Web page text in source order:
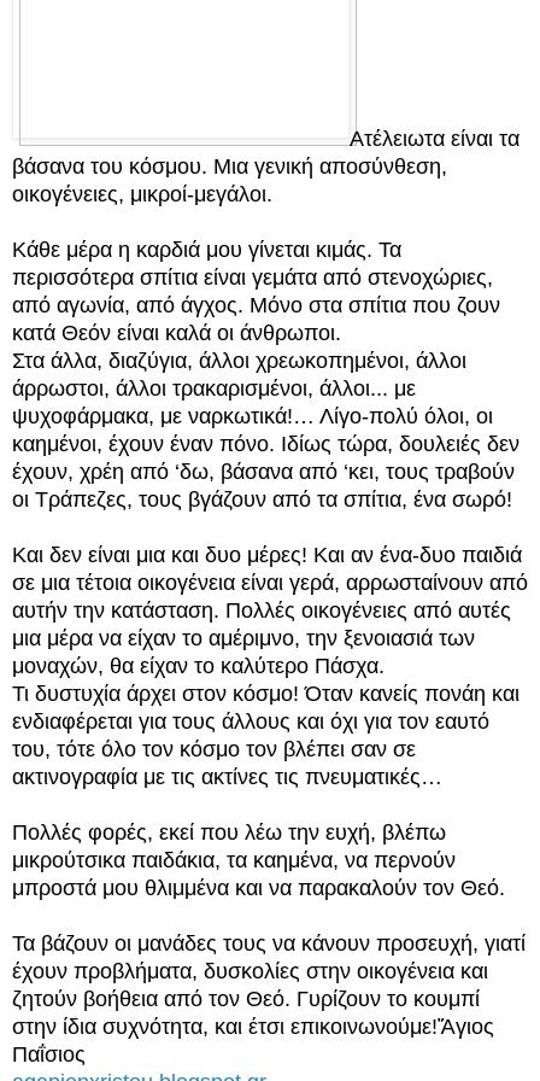
Ατέλειωτα είναι τα
βάσανα του κόσμου. Μια γενική αποσύνθεση,
οικογένειες, μικροί-μεγάλοι.
Κάθε μέρα η καρδιά μου γίνεται κιμάς. Τα
περισσότερα σπίτια είναι γεμάτα από στενοχώριες,
από αγωνία, από άγχος. Μόνο στα σπίτια που ζουν
κατά Θεόν είναι καλά οι άνθρωποι.
Στα άλλα, διαζύγια, άλλοι χρεωκοπημένοι, άλλοι
άρρωστοι, άλλοι τρακαρισμένοι, άλλοι... με
ψυχοφάρμακα, με ναρκωτικά!… Λίγο-πολύ όλοι, οι
καημένοι, έχουν έναν πόνο. Ιδίως τώρα, δουλειές δεν
έχουν, χρέη από ‘δω, βάσανα από ‘κει, τους τραβούν
οι Τράπεζες, τους βγάζουν από τα σπίτια, ένα σωρό!
Και δεν είναι μια και δυο μέρες! Και αν ένα-δυο παιδιά
σε μια τέτοια οικογένεια είναι γερά, αρρωσταίνουν από
αυτήν την κατάσταση. Πολλές οικογένειες από αυτές
μια μέρα να είχαν το αμέριμνο, την ξενοιασιά των
μοναχών, θα είχαν το καλύτερο Πάσχα.
Τι δυστυχία άρχει στον κόσμο! Όταν κανείς πονάη και
ενδιαφέρεται για τους άλλους και όχι για τον εαυτό
του, τότε όλο τον κόσμο τον βλέπει σαν σε
ακτινογραφία με τις ακτίνες τις πνευματικές…
Πολλές φορές, εκεί που λέω την ευχή, βλέπω
μικρούτσικα παιδάκια, τα καημένα, να περνούν
μπροστά μου θλιμμένα και να παρακαλούν τον Θεό.
Τα βάζουν οι μανάδες τους να κάνουν προσευχή, γιατί
έχουν προβλήματα, δυσκολίες στην οικογένεια και
ζητούν βοήθεια από τον Θεό. Γυρίζουν το κουμπί
στην ίδια συχνότητα, και έτσι επικοινωνούμε!Ἅγιος
Παΐσιος